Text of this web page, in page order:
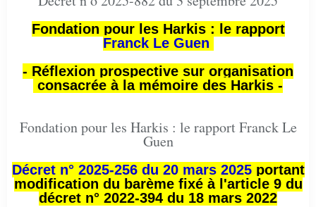
Fondation pour les Harkis : le rapport
Franck Le Guen
- Réflexion prospective sur organisation
consacrée à la mémoire des Harkis -
Fondation pour les Harkis : le rapport Franck Le
Guen
Décret n° 2025-256 du 20 mars 2025portant
modification du barème fixé à l'article 9 du
décret n° 2022-394 du 18 mars 2022